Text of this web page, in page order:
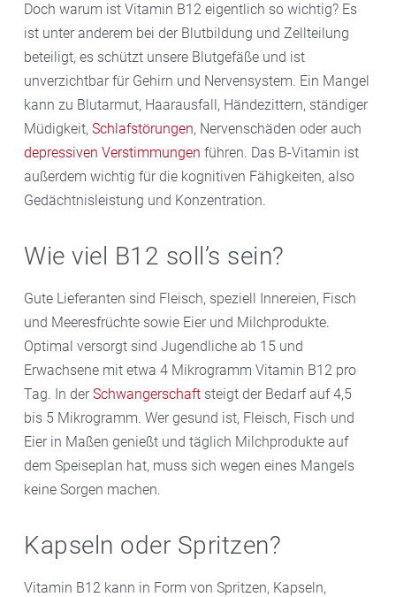
Doch warum ist Vitamin B12 eigentlich so wichtig? Es
ist unter anderem bei der Blutbildung und Zellteilung
beteiligt, es schützt unsere Blutgefäße und ist
unverzichtbar für Gehirn und Nervensystem. Ein Mangel
kann zu Blutarmut, Haarausfall, Händezittern, ständiger
Müdigkeit, Schlafstörungen, Nervenschäden oder auch
depressiven Verstimmungen führen. Das B-Vitamin ist
außerdem wichtig für die kognitiven Fähigkeiten, also
Gedächtnisleistung und Konzentration.
Wie viel B12 soll’s sein?
Gute Lieferanten sind Fleisch, speziell Innereien, Fisch
und Meeresfrüchte sowie Eier und Milchprodukte.
Optimal versorgt sind Jugendliche ab 15 und
Erwachsene mit etwa 4 Mikrogramm Vitamin B12 pro
Tag. In der Schwangerschaft steigt der Bedarf auf 4,5
bis 5 Mikrogramm. Wer gesund ist, Fleisch, Fisch und
Eier in Maßen genießt und täglich Milchprodukte auf
dem Speiseplan hat, muss sich wegen eines Mangels
keine Sorgen machen.
Kapseln oder Spritzen?
Vitamin B12 kann in Form von Spritzen, Kapseln,